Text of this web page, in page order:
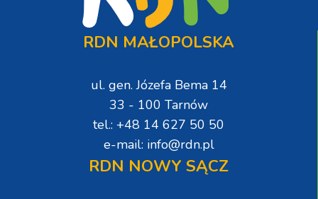
RDN MAŁOPOLSKA
ul. gen. Józefa Bema 14
33 - 100 Tarnów
tel.: +48 14 627 50 50
e-mail: info@rdn.pl
RDN NOWY SĄCZ